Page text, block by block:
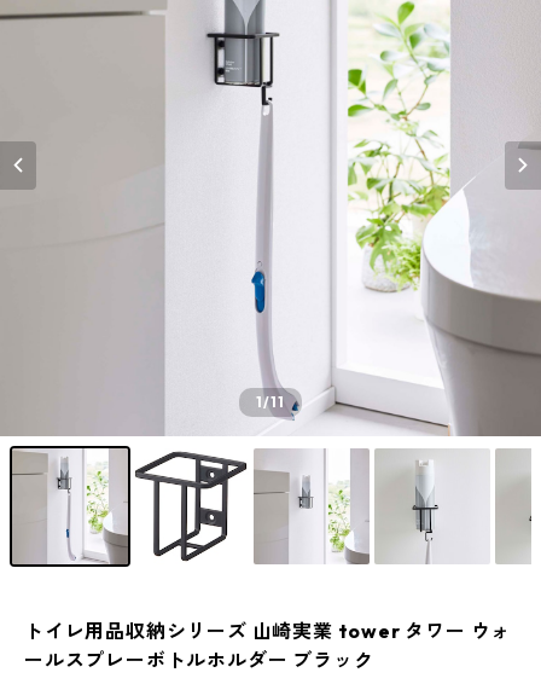
1/11
トイレ用品収納シリーズ 山崎実業 tower タワー ウォ
ールスプレーボトルホルダー ブラック